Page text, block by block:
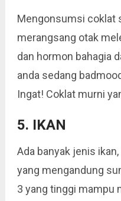
Mengonsumsi coklat
merangsang otak
dan hormon bahagia
anda sedang
Ingat! Coklat murni
5. IKAN
Ada banyak jenis
yang mengandung
3 yang tinggi mampu